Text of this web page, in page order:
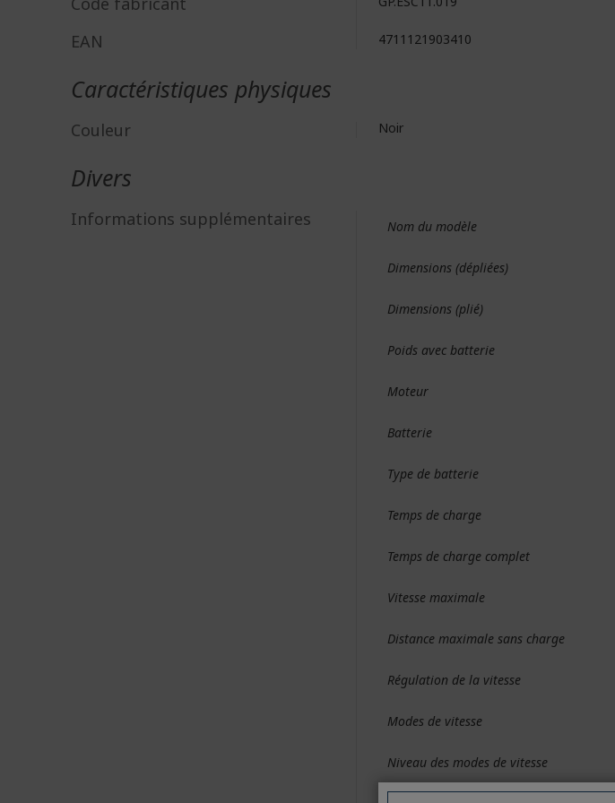
EAN 4711121903410
Caractéristiques physiques
Couleur Noir
Divers
Informations supplémentaires Nom du modèle
Dimensions (dépliées)
Dimensions (plié)
Poids avec batterie
Moteur
Batterie
Type de batterie
Temps de charge
Temps de charge complet
Vitesse maximale
Distance maximale sans charge
Régulation de la vitesse
Modes de vitesse
Niveau des modes de vitesse